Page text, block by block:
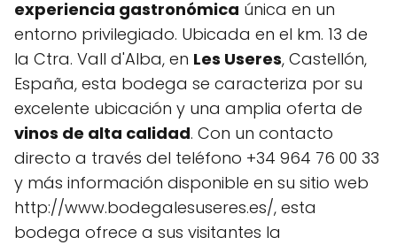
experiencia gastronómica única en un
entorno privilegiado. Ubicada en el km. 13 de
la Ctra. Vall d'Alba, en Les Useres, Castellón,
España, esta bodega se caracteriza por su
excelente ubicación y una amplia oferta de
vinos de alta calidad. Con un contacto
directo a través del teléfono +34 964 76 00 33
y más información disponible en su sitio web
http://www.bodegalesuseres.es/, esta
bodega ofrece a sus visitantes la